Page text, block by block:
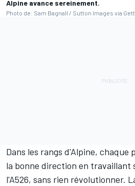
Alpine avance sereinement.
Photo de: Sam Bagnall / Sutton Images via
Dans les rangs d'Alpine, chaque
la bonne direction en travaillant
l'A526, sans rien révolutionner.